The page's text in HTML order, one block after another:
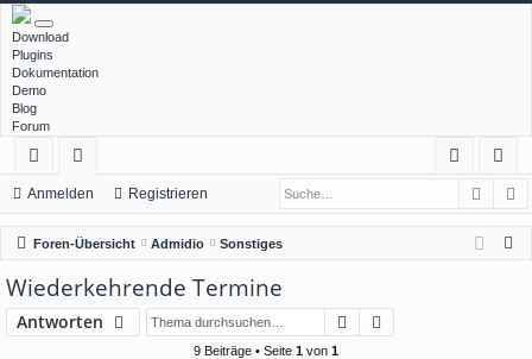
Download
Plugins
Dokumentation
Demo
Blog
Forum
ch
ne
llz
ug
rif
or
en
m
el
ist
rie
Anmelden Registrieren
Foren-Übersicht Admidio Sonstiges
Wiederkehrende Termine
Antworten Suche
9 Beiträge • Seite 1 von 1